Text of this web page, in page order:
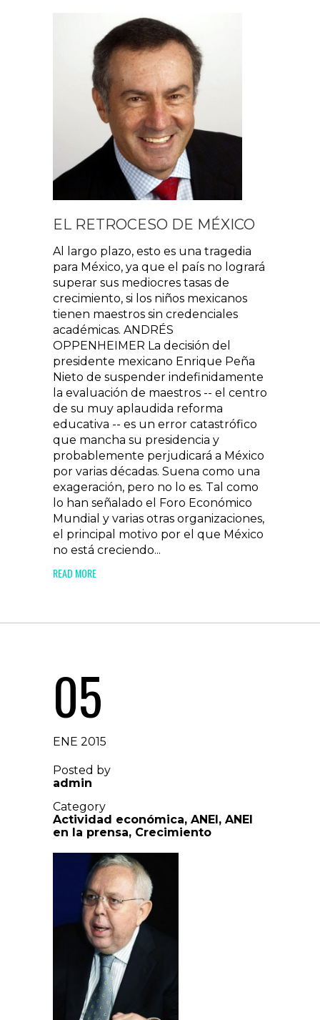
EL RETROCESO DE MÉXICO
Al largo plazo, esto es una tragedia
para México, ya que el país no logrará
superar sus mediocres tasas de
crecimiento, si los niños mexicanos
tienen maestros sin credenciales
académicas. ANDRÉS
OPPENHEIMER La decisión del
presidente mexicano Enrique Peña
Nieto de suspender indefinidamente
la evaluación de maestros -- el centro
de su muy aplaudida reforma
educativa -- es un error catastrófico
que mancha su presidencia y
probablemente perjudicará a México
por varias décadas. Suena como una
exageración, pero no lo es. Tal como
lo han señalado el Foro Económico
Mundial y varias otras organizaciones,
el principal motivo por el que México
no está creciendo...
READ MORE
05
ENE 2015
Posted by
admin
Category
Actividad económica, ANEI , ANEI
en la prensa, Crecimiento